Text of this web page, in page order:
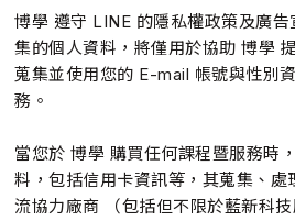
博學 遵守 LINE 的隱私權政策及廣
集的個人資料，將僅用於協助 博學
蒐集並使用您的 E-mail 帳號與性別
務。
當您於 博學 購買任何課程暨服務時
料，包括信用卡資訊等，其蒐集、處
流協力廠商 （包括但不限於藍新科